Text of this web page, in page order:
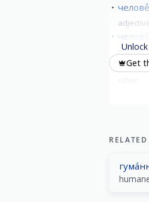
adjective
noun
по-Get